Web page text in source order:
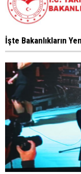
İşte Bakanlıkların